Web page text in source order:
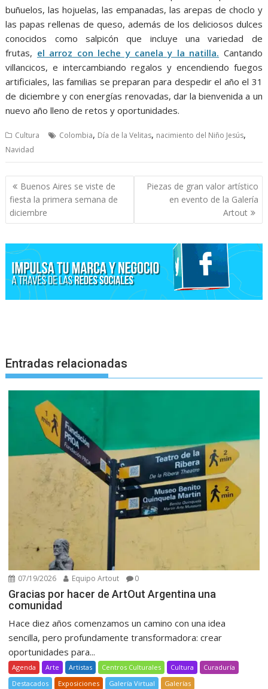
buñuelos, las hojuelas, las empanadas, las arepas de choclo y
las papas rellenas de queso, además de los deliciosos dulces
conocidos como salpicón que incluye una variedad de
frutas, el arroz con leche y canela y la natilla. Cantando
villancicos, e intercambiando regalos y encendiendo fuegos
artificiales, las familias se preparan para despedir el año el 31
de diciembre y con energías renovadas, dar la bienvenida a un
nuevo año lleno de retos y oportunidades.
Cultura Colombia, Día de la Velitas, nacimiento del Niño Jesús,
Navidad
Navegación
de
entradas
Buenos Aires se viste de
fiesta la primera semana de
diciembre
Piezas de gran valor artístico
en evento de la Galería
Artout
Entradas relacionadas
07/19/2026 Equipo Artout 0
Gracias por hacer de ArtOut Argentina una
comunidad
Hace diez años comenzamos un camino con una idea
sencilla, pero profundamente transformadora: crear
oportunidades para...
Agenda Arte Artistas Centros Culturales Cultura
Curaduría
Destacados
Exposiciones Galería Virtual Galerías